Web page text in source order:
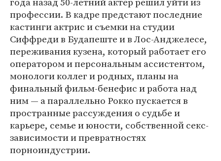
профессии. В кадре предстают последние
кастинги актрис и съемки на студии
Сиффреди в Будапеште и в Лос-Анджелесе,
переживания кузена, который работает его
оператором и персональным ассистентом,
монологи коллег и родных, планы на
финальный фильм-бенефис и работа над
ним — а параллельно Рокко пускается в
пространные рассуждения о судьбе и
карьере, семье и юности, собственной секс-
зависимости и превратностях
порноиндустрии.